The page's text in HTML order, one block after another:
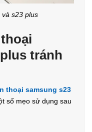
s23 plus
tránh
thoại samsung s23
số mẹo sử dụng sau